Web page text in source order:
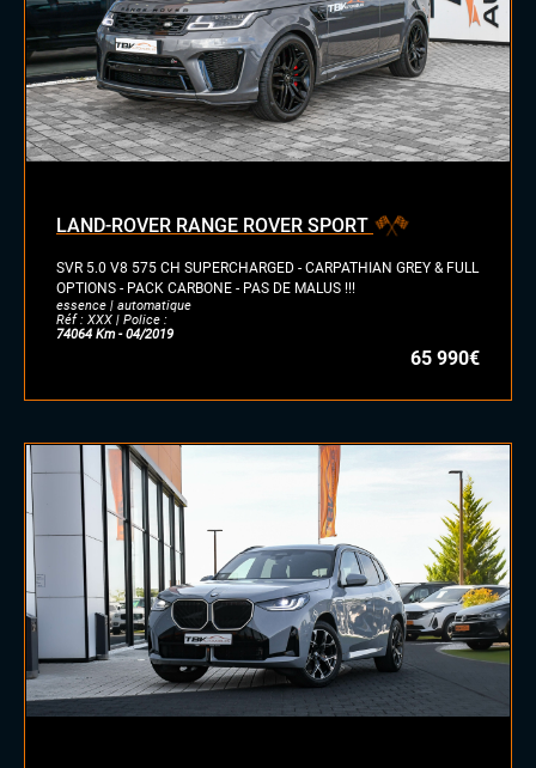
LAND-ROVER RANGE ROVER SPORT
SVR 5.0 V8 575 CH SUPERCHARGED - CARPATHIAN GREY & FULL
OPTIONS - PACK CARBONE - PAS DE MALUS !!!
essence | automatique
Réf : XXX | Police :
74064 Km - 04/2019
65 990€